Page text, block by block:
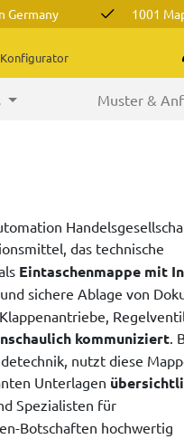
Germany 1001
Muster &
das technische
Eintaschenmappe mit
sichere Ablage von
kommuniziert.
nutzt diese
Unterlagen
Spezialisten für
Botschaften hochwertig